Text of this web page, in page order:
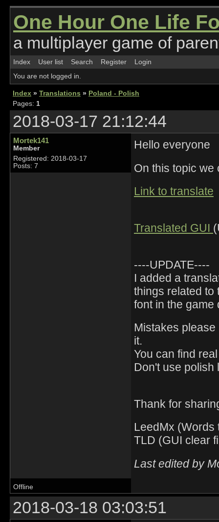
One Hour One Life
a multiplayer game of
Index User list Search Register
Login
You are not logged in.
Index » Translations » Poland - Polish
Pages: 1
2018-03-17 21:12:44
Mortek141
Member
Registered: 2018-03-17
Posts: 7
Hello everyone
On this topic we
Link to translate
Translated GUI
----UPDATE----
I added a
things related to
font in the game
Mistakes
it.
You can find
Don't use polish
Thank for
LeedMx (Words
TLD (GUI clear
Last edited by
Offline
2018-03-18 03:03:51